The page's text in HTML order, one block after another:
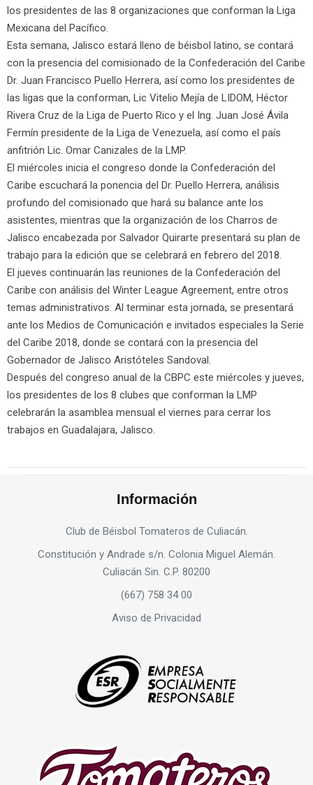
los presidentes de las 8 organizaciones que conforman la Liga
Mexicana del Pacífico.
Esta semana, Jalisco estará lleno de béisbol latino, se contará
con la presencia del comisionado de la Confederación del Caribe
Dr. Juan Francisco Puello Herrera, así como los presidentes de
las ligas que la conforman, Lic Vitelio Mejía de LIDOM, Héctor
Rivera Cruz de la Liga de Puerto Rico y el Ing. Juan José Ávila
Fermín presidente de la Liga de Venezuela, así como el país
anfitrión Lic. Omar Canizales de la LMP.
El miércoles inicia el congreso donde la Confederación del
Caribe escuchará la ponencia del Dr. Puello Herrera, análisis
profundo del comisionado que hará su balance ante los
asistentes, mientras que la organización de los Charros de
Jalisco encabezada por Salvador Quirarte presentará su plan de
trabajo para la edición que se celebrará en febrero del 2018.
El jueves continuarán las reuniones de la Confederación del
Caribe con análisis del Winter League Agreement, entre otros
temas administrativos. Al terminar esta jornada, se presentará
ante los Medios de Comunicación e invitados especiales la Serie
del Caribe 2018, donde se contará con la presencia del
Gobernador de Jalisco Aristóteles Sandoval.
Después del congreso anual de la CBPC este miércoles y jueves,
los presidentes de los 8 clubes que conforman la LMP
celebrarán la asamblea mensual el viernes para cerrar los
trabajos en Guadalajara, Jalisco.
Información
Club de Béisbol Tomateros de Culiacán.
Constitución y Andrade s/n. Colonia Miguel Alemán.
Culiacán Sin. C.P. 80200
(667) 758 34 00
Aviso de Privacidad